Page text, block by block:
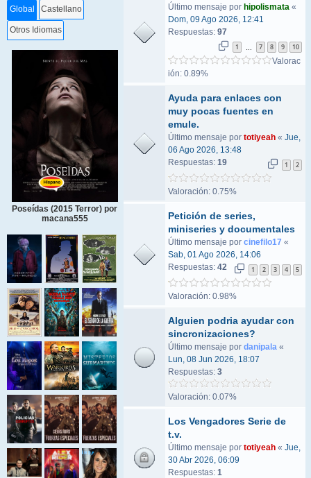
Global Castellano
Otros Idiomas
Poseídas (2015 Terror) por
macana555
Último mensaje por hipolismata «
Dom, 09 Ago 2026, 12:41
Respuestas: 97
1 7 8 9 10
Valorac
ión: 0.89%
Ayuda para enlaces con
muy pocas fuentes en
emule.
Último mensaje por totiyeah « Jue,
06 Ago 2026, 13:48
Respuestas: 19 1 2
Valoración: 0.75%
Petición de series,
miniseries y documentales
Último mensaje por cinefilo17 «
Sab, 01 Ago 2026, 14:06
Respuestas: 42 1 2 3 4 5
Valoración: 0.98%
Alguien podria ayudar con
sincronizaciones?
Último mensaje por danipala «
Lun, 08 Jun 2026, 18:07
Respuestas: 3
Valoración: 0.07%
Los Vengadores Serie de
t.v.
Último mensaje por totiyeah « Jue,
30 Abr 2026, 06:09
Respuestas: 1